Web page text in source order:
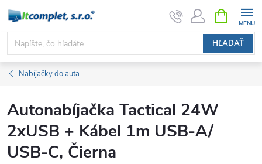
Prejsť
obsah
HĽADAŤ
KOŠÍK
Nabíjačky do auta
Autonabíjačka Tactical 24W
2xUSB + Kábel 1m USB-A/
USB-C, Čierna